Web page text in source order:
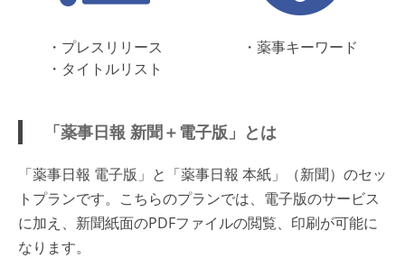
・プレスリリース
・タイトルリスト
・薬事キーワード
「薬事日報 新聞＋電子版」とは
「薬事日報 電子版」と「薬事日報 本紙」（新聞）のセッ
トプランです。こちらのプランでは、電子版のサービス
に加え、新聞紙面のPDFファイルの閲覧、印刷が可能に
なります。